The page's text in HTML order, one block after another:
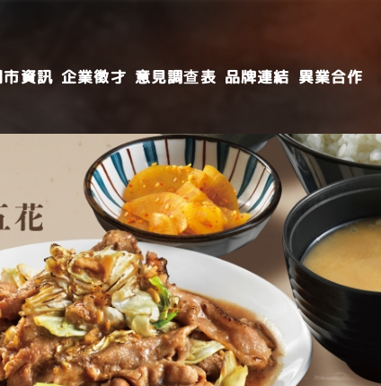
市資訊 企業徵才 意見調查表 品牌連結 異業合作